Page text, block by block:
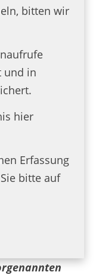
bitten wir
und in
hier
Erfassung
bitte auf